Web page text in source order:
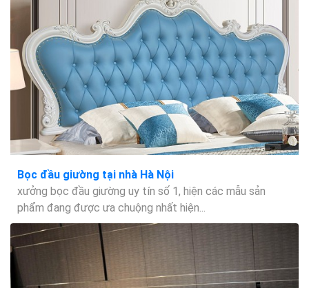
Bọc đầu giường tại nhà Hà Nội
xưởng bọc đầu giường uy tín số 1, hiện các mẫu sản
phẩm đang được ưa chuộng nhất hiện...